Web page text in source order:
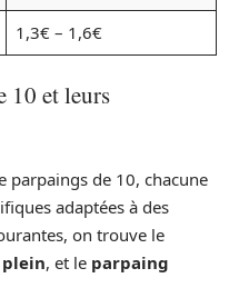
1,3€ – 1,6€
10 et leurs
parpaings de 10, chacune
adaptées à des
on trouve le
, et le parpaing